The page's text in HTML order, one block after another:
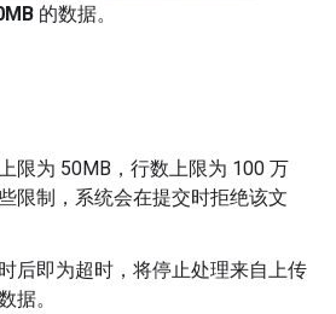
的数据。
限为 50MB，行数上限为 100 万
限制，系统会在提交时拒绝该文
后即为超时，将停止处理来自上传
据。